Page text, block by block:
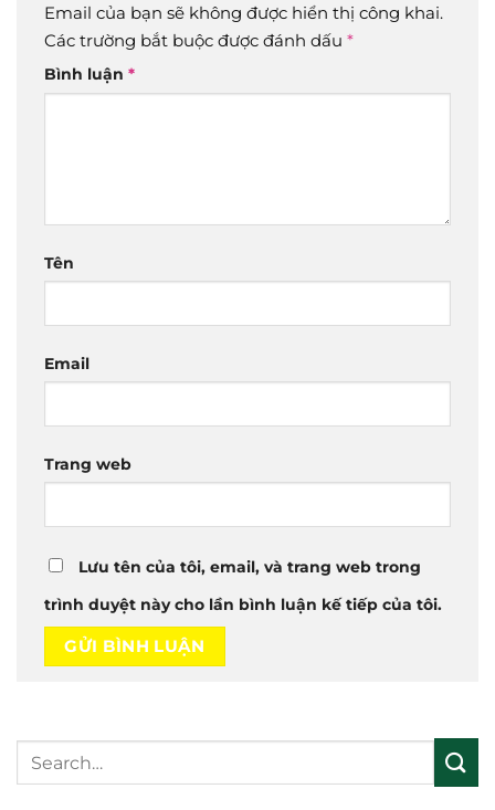
Email của bạn sẽ không được hiển thị công khai.
Các trường bắt buộc được đánh dấu *
Bình luận *
Tên
Email
Trang web
Lưu tên của tôi, email, và trang web trong
trình duyệt này cho lần bình luận kế tiếp của tôi.